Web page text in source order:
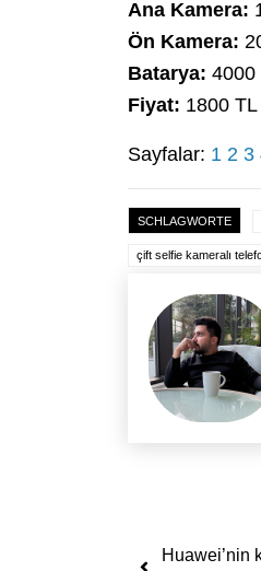
Ana Kamera:
Ön Kamera:
Batarya: 4000
Fiyat: 1800 TL
Sayfalar: 1 2 3
SCHLAGWORTE
çift selfie kameralı
Yazı
Huawei’nin